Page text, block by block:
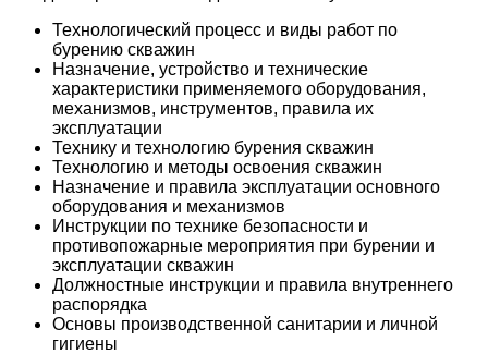
Технологический процесс и виды работ по
бурению скважин
Назначение, устройство и технические
характеристики применяемого оборудования,
механизмов, инструментов, правила их
эксплуатации
Технику и технологию бурения скважин
Технологию и методы освоения скважин
Назначение и правила эксплуатации основного
оборудования и механизмов
Инструкции по технике безопасности и
противопожарные мероприятия при бурении и
эксплуатации скважин
Должностные инструкции и правила внутреннего
распорядка
Основы производственной санитарии и личной
гигиены